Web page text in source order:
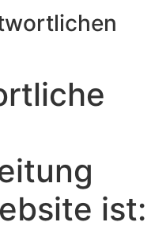
ist: